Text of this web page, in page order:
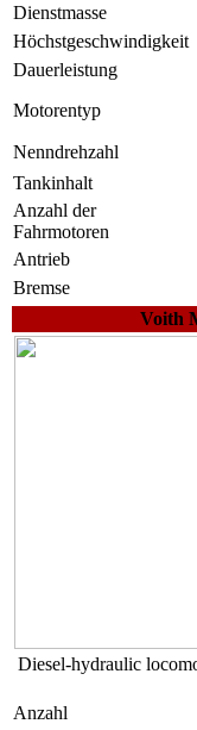
Dienstmasse
Höchstgeschwindigkeit
Dauerleistung
Motorentyp
Nenndrehzahl
Tankinhalt
Anzahl der
Fahrmotoren
Antrieb
Bremse
Voith
Diesel-hydraulic
Anzahl